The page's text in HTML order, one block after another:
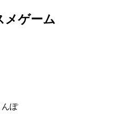
メゲーム
んぽ